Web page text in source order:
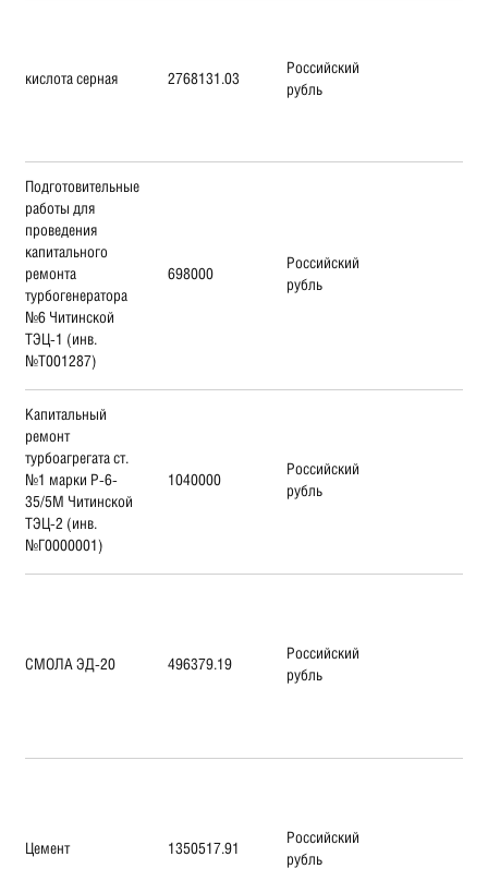
кислота серная 2768131.03
Российский
рубль
Подготовительные
работы для
проведения
капитального
ремонта
турбогенератора
№6 Читинской
ТЭЦ-1 (инв.
№Т001287)
698000
Российский
рубль
Капитальный
ремонт
турбоагрегата ст.
№1 марки Р-6-
35/5М Читинской
ТЭЦ-2 (инв.
№Г0000001)
1040000
Российский
рубль
СМОЛА ЭД-20 496379.19
Российский
рубль
Цемент 1350517.91
Российский
рубль